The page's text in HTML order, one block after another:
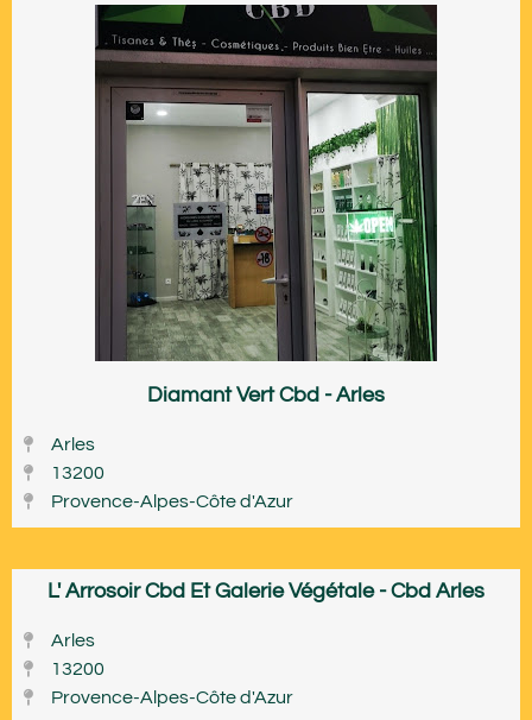
Diamant Vert Cbd - Arles
Arles
13200
Provence-Alpes-Côte d'Azur
L' Arrosoir Cbd Et Galerie Végétale - Cbd Arles
Arles
13200
Provence-Alpes-Côte d'Azur